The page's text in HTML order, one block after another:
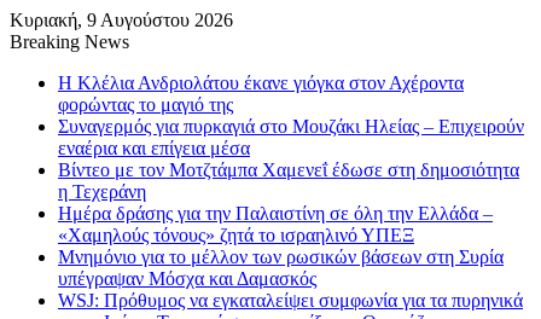
Κυριακή, 9 Αυγούστου 2026
Breaking News
Η Κλέλια Ανδριολάτου έκανε γιόγκα στον Αχέροντα
φορώντας το μαγιό της
Συναγερμός για πυρκαγιά στο Μουζάκι Ηλείας – Επιχειρούν
εναέρια και επίγεια μέσα
Βίντεο με τον Μοτζτάμπα Χαμενεΐ έδωσε στη δημοσιότητα
η Τεχεράνη
Ημέρα δράσης για την Παλαιστίνη σε όλη την Ελλάδα –
«Χαμηλούς τόνους» ζητά το ισραηλινό ΥΠΕΞ
Μνημόνιο για το μέλλον των ρωσικών βάσεων στη Συρία
υπέγραψαν Μόσχα και Δαμασκός
WSJ: Πρόθυμος να εγκαταλείψει συμφωνία για τα πυρηνικά